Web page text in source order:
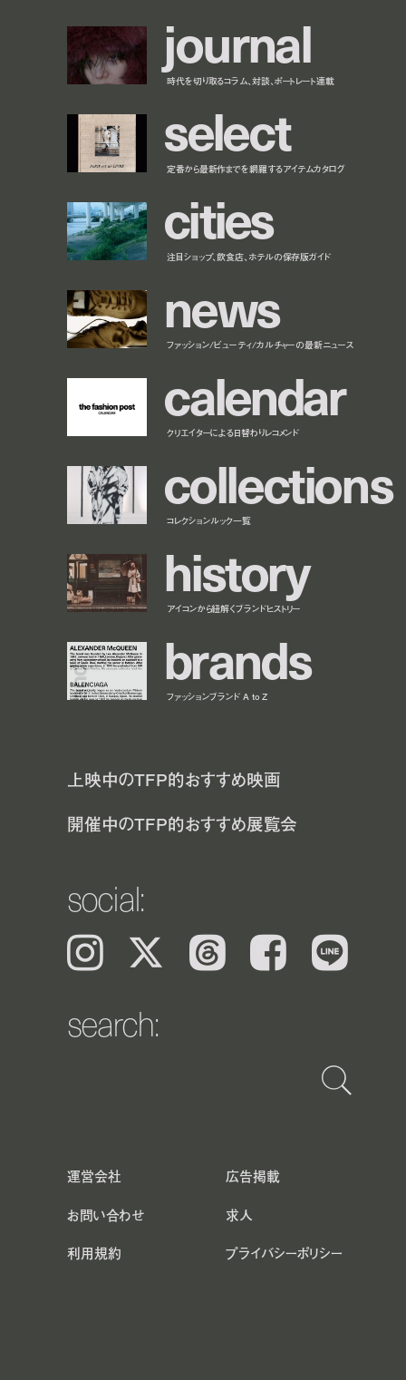
journal
時代を切り取るコラム、対談、ポートレート連載
select
定番から最新作までを網羅するアイテムカタログ
cities
注目ショップ、飲食店、ホテルの保存版ガイド
news
ファッション/ビューティ/カルチャーの最新ニュース
calendar
クリエイターによる日替わりレコメンド
collections
コレクションルック一覧
history
アイコンから紐解くブランドヒストリー
brands
ファッションブランド A to Z
上映中のTFP的おすすめ映画
開催中のTFP的おすすめ展覧会
social:
Instagram 𝕏 Threads Facebook LINE
search:
運営会社
広告掲載
お問い合わせ
求人
利用規約 プライバシーポリシー